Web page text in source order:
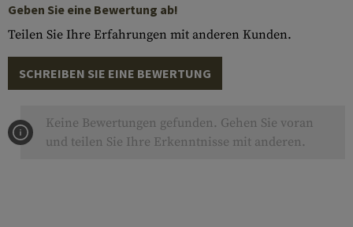
Geben Sie eine Bewertung ab!
Teilen Sie Ihre Erfahrungen mit anderen Kunden.
SCHREIBEN SIE EINE BEWERTUNG
Keine Bewertungen gefunden. Gehen Sie voran
und teilen Sie Ihre Erkenntnisse mit anderen.